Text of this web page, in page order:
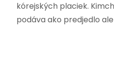
kórejských placiek.
podáva ako predjedlo